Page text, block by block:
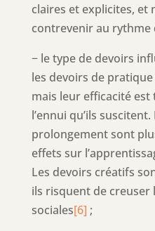
claires et explicites, et
contrevenir au rythme
− le type de devoirs
les devoirs de
mais leur efficacité
l’ennui qu’ils
prolongement sont
effets sur
Les devoirs créatifs
ils risquent de creuser
sociales[6] ;